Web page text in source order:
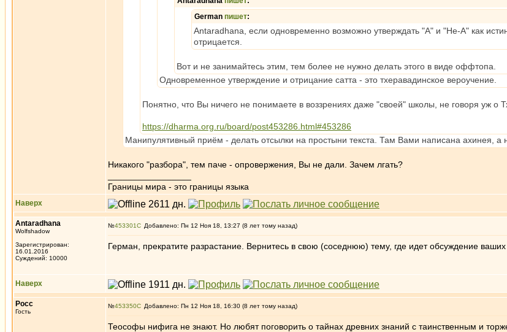
German пишет:
Antaradhana, если одновременно возможно утверждать "А" и "Не-А" как
отрицается.
Вот и не занимайтесь этим, тем более не нужно делать этого в виде оффтопа.
Одновременное утверждение и отрицание сатта - это тхеравадинское вероучение.
Понятно, что Вы ничего не понимаете в воззрениях даже "своей" школы, не говоря уж о
https://dharma.org.ru/board/post453286.html#453286
Манипулятивный приём - делать отсылки на простыни текста. Там Вами написана ахинея, а
Никакого "разбора", тем паче - опровержения, Вы не дали. Зачем лгать?
Границы мира - это границы языка
Наверх
Antaradhana
Wolfshadow
Зарегистрирован:
16.01.2016
Суждений: 10000
№453301 Добавлено: Пн 12 Ноя 18, 13:27 (8 лет тому назад)
Герман, прекратите разрастание. Вернитесь в свою (соседнюю) тему, где идет обсуждение
Наверх
Росс
Гость
№453350 Добавлено: Пн 12 Ноя 18, 16:30 (8 лет тому назад)
Теософы нифига не знают. Но любят поговорить о тайнах древних знаний с таинственным и